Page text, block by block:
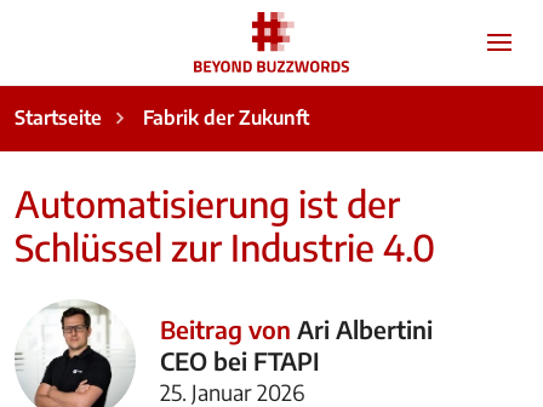
Startseite Fabrik der Zukunft
Automatisierung ist der
Schlüssel zur Industrie 4.0
Beitrag von Ari Albertini
CEO bei FTAPI
25. Januar 2026